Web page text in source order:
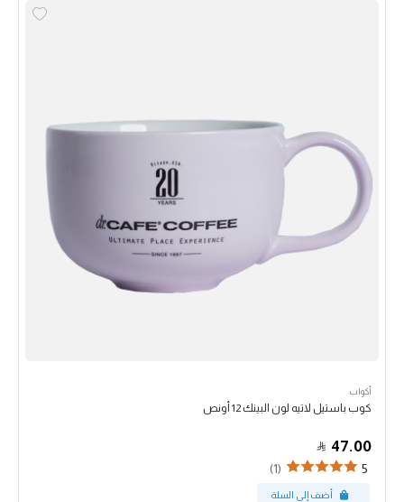
أكواب
كوب باستيل لاتيه لون البينك 12 أونص
47.00
5
(1)